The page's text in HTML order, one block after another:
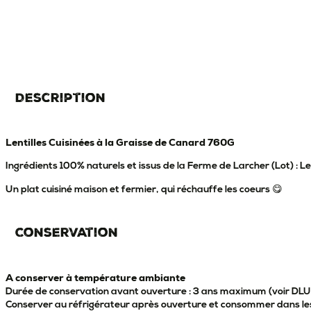
Description
Lentilles Cuisinées à la Graisse de Canard 760G
Ingrédients 100% naturels et issus de la Ferme de Larcher (Lot) :
Un plat cuisiné maison et fermier, qui réchauffe les coeurs 😋
Conservation
A conserver à température ambiante
Durée de conservation avant ouverture : 3 ans maximum (voir
Conserver au réfrigérateur après ouverture et consommer dans